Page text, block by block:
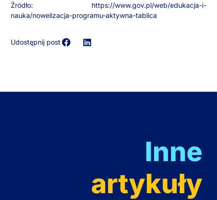
Źródło: https://www.gov.pl/web/edukacja-i-
nauka/nowelizacja-programu-aktywna-tablica
Udostępnij post
Inne
artykuły